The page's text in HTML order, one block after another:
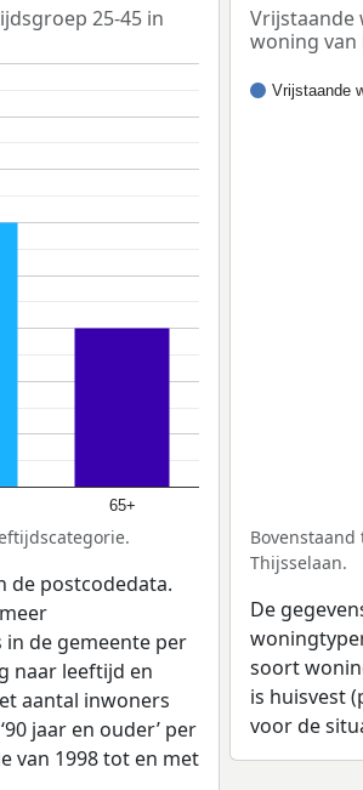
25-45 in
65+
de postcodedata.
de gemeente per
naar leeftijd en
aantal inwoners
jaar en ouder’ per
van 1998 tot en met
Vrijstaande
woning van
Vrijstaande
Thijsselaan.
De
soort
is huisvest
voor de